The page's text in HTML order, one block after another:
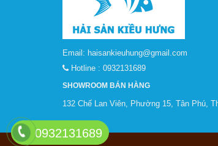
Email: haisankieuhung@gmail.com
Hotline : 0932131689
SHOWROOM BÁN HÀNG
132 Chế Lan Viên, Phường 15, Tân Phú,
0932131689